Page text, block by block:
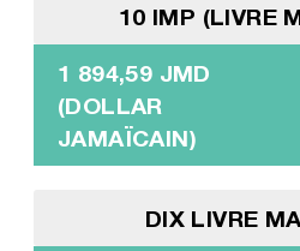
10 IMP (LIVRE
1 894,59 JMD
(DOLLAR
JAMAÏCAIN)
DIX LIVRE